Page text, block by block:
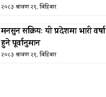
२०८३ श्रावण २१, बिहिबार
मनसुन सक्रियः यी प्रदेशमा भारी वर्षा
हुने पूर्वानुमान
२०८३ श्रावण २१, बिहिबार